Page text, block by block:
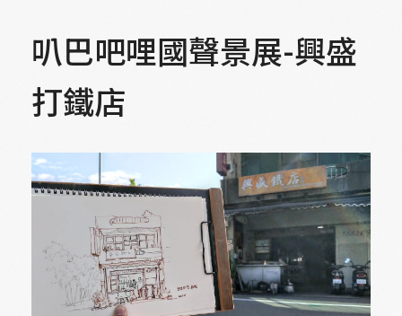
叭巴吧哩國聲景展-興盛
打鐵店